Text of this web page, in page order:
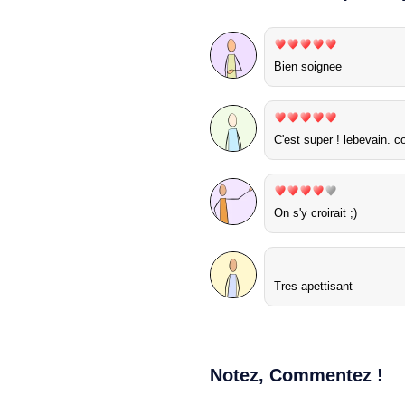
Bien soignee
C'est super ! lebevain.
On s'y croirait ;)
Tres apettisant
Notez, Commentez !